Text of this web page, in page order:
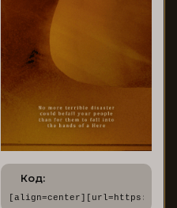
dune.rusff.me/][img]https://
Код:
[align=center][url=https://